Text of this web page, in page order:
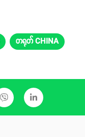
တရုတ် CHINA